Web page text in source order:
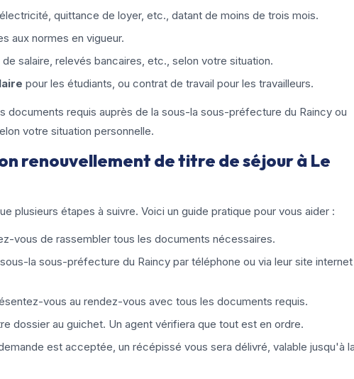
quittance de loyer, etc., datant de moins de trois mois.
aux normes en vigueur.
de salaire, relevés bancaires, etc., selon votre situation.
pour les étudiants, ou contrat de travail pour les travailleurs.
documents requis auprès de la sous-la sous-préfecture du Raincy ou
votre situation personnelle.
renouvellement de titre de séjour à Le
plusieurs étapes à suivre. Voici un guide pratique pour vous aider :
vous de rassembler tous les documents nécessaires.
la sous-préfecture du Raincy par téléphone ou via leur site internet
vous au rendez-vous avec tous les documents requis.
dossier au guichet. Un agent vérifiera que tout est en ordre.
est acceptée, un récépissé vous sera délivré, valable jusqu'à